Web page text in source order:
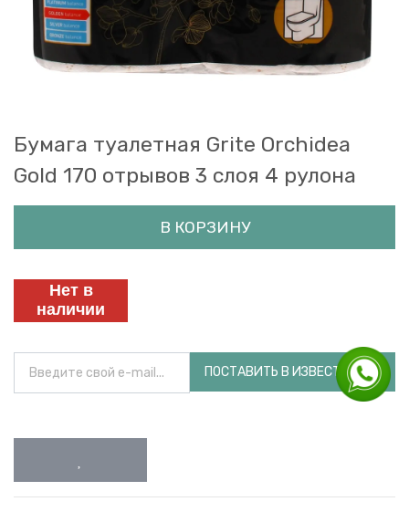
Бумага туалетная Grite Orchidea
Gold 170 отрывов 3 слоя 4 рулона
В КОРЗИНУ
Нет в
наличии
ПОСТАВИТЬ В ИЗВЕСТНОСТЬ